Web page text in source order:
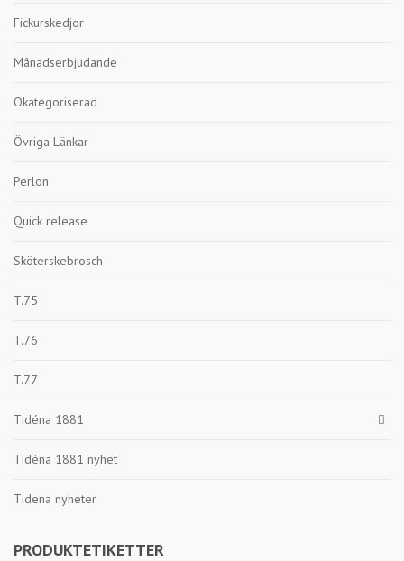
Fickurskedjor
Månadserbjudande
Okategoriserad
Övriga Länkar
Perlon
Quick release
Sköterskebrosch
T.75
T.76
T.77
Tidéna 1881
Tidéna 1881 nyhet
Tidena nyheter
PRODUKTETIKETTER